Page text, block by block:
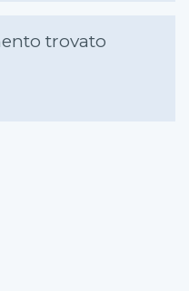
trovato